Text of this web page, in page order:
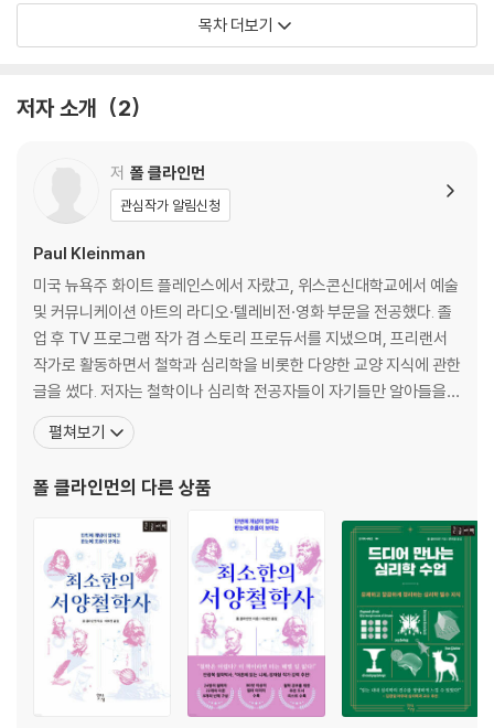
헨리 머레이: 성격 특질
안나 프로이트: 아이들을 생각하다
인지심리학: 머릿속에서 실제로 무슨 일이 벌어지는지 이해하기
추동 감소 이론: 균형을 맞추기 위한 노력
인지 부조화 이론: 나 자신과의 싸움
자기 불일치 이론: 성취 또는 미달의 영향
휴리스틱: 의사 결정
합의성 착각 효과와 고유성 착각 효과: 나랑 같은 생각인 거… 맞죠?
좌뇌와 우뇌: 내 쪽에서 생각하기
시지각: 보이는 것을 어떻게 보는가
제2장 관계를 이해하는 심리학
이반 파블로프: 인간의 가장 친한 친구를 연구한 사람
존 브로더스 왓슨: 행동주의의 창시자
쿠르트 레빈: 현대 사회심리학의 아버지
해리 스택 설리번: 대인 관계 정신분석
장 피아제: 아동의 발달
레프 비고츠키: 사회적 상호작용의 중요성
칼 로저스: 사람들이 스스로 일어서도록 도와주기
버러스 프레더릭 스키너: 결과의 중요성
존 보울비: 모성애 이론의 아버지
해리 할로우: 원숭이들만의 이야기가 아니다
목차 더보기
저자 소개 2
저 폴 클라인먼
관심작가 알림신청
Paul Kleinman
미국 뉴욕주 화이트 플레인스에서 자랐고, 위스콘신대학교에서 예술
및 커뮤니케이션 아트의 라디오·텔레비전·영화 부문을 전공했다. 졸
업 후 TV 프로그램 작가 겸 스토리 프로듀서를 지냈으며, 프리랜서
작가로 활동하면서 철학과 심리학을 비롯한 다양한 교양 지식에 관한
글을 썼다. 저자는 철학이나 심리학 전공자들이 자기들만 알아들을
수 있는 난해한 언어로 이야기하는 것에 회의감을 느꼈다. 그래서 대
중 커뮤니케이션 전문가답게 일반인의 눈높이에 맞춰 누구나 쉽고 재
서 탄생한 『인생 처음 철학 공부』와 『인생 처음 심리학 공부
펼쳐보기
폴 클라인먼의 다른 상품